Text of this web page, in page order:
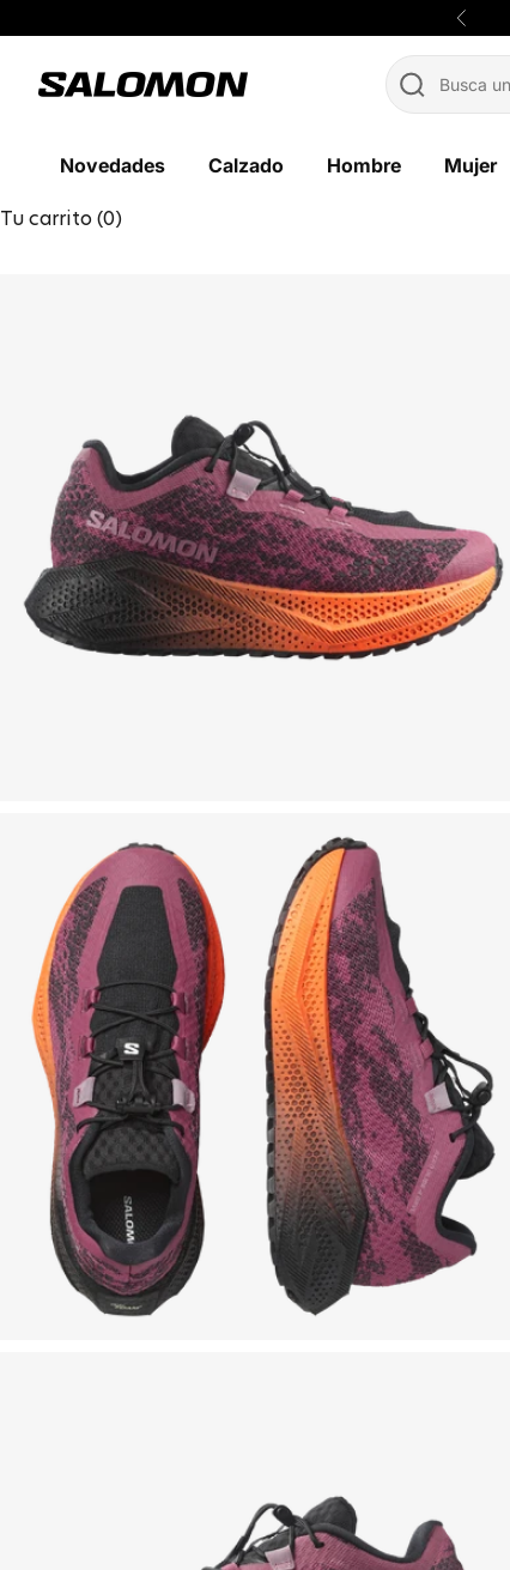
Anterior
Salomon México
Novedades Calzado Hombre Mujer
Tu carrito (0)